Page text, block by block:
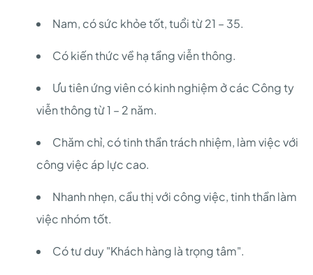
Nam, có sức khỏe tốt, tuổi từ 21 – 35.
Có kiến thức về hạ tầng viễn thông.
Ưu tiên ứng viên có kinh nghiệm ở các Công ty
viễn thông từ 1 – 2 năm.
Chăm chỉ, có tinh thần trách nhiệm, làm việc với
công việc áp lực cao.
Nhanh nhẹn, cầu thị với công việc, tinh thần làm
việc nhóm tốt.
Có tư duy "Khách hàng là trọng tâm".